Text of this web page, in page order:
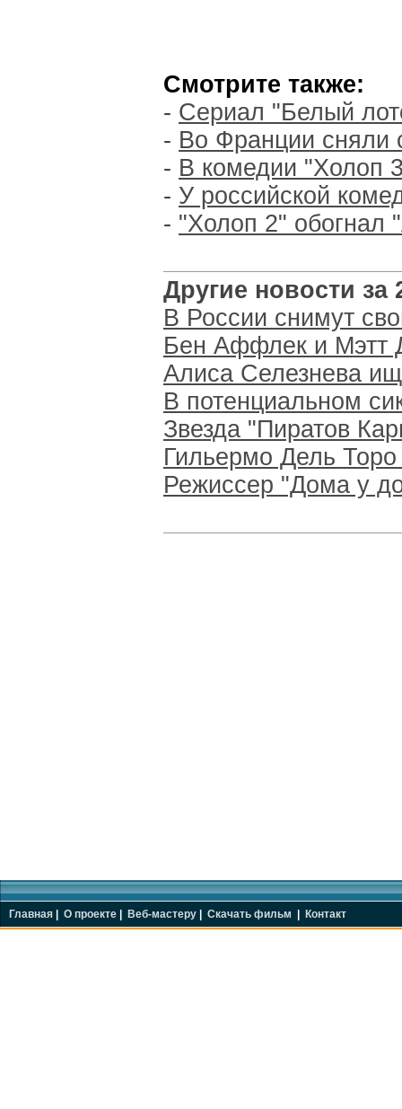
Смотрите также:
- Сериал "Белый
- Во Франции сняли
- В комедии "Холоп
- У российской
- "Холоп 2" обогнал
Другие новости за
В России снимут
Бен Аффлек и Мэтт
Алиса Селезнева
В потенциальном
Звезда "Пиратов
Гильермо Дель
Режиссер "Дома у
Главная О проекте Веб-мастеру Скачать фильм Контакт